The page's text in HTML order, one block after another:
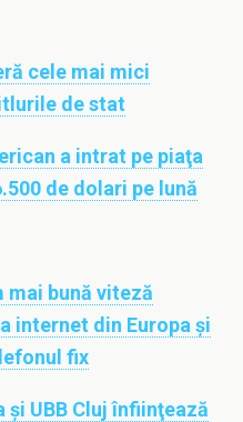
cele mai mici
de stat
a intrat pe piaţa
de dolari pe lună
mai bună viteză
internet din Europa şi
fix
şi UBB Cluj înfiinţează